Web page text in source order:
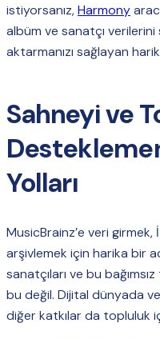
istiyorsanız, Harmony
albüm ve sanatçı verilerini
aktarmanızı sağlayan
Sahneyi ve
Yolları
MusicBrainz’e veri girmek,
arşivlemek için harika bir
sanatçıları ve bu
bu değil. Dijital dünyada
diğer katkılar da topluluk